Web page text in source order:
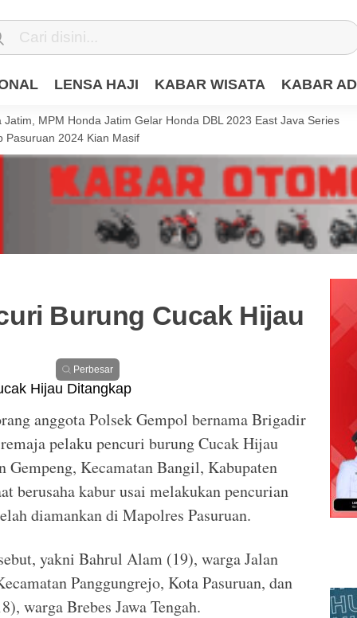
LENSA HAJI KABAR WISATA KABAR
MPM Honda Jatim Gelar Honda DBL 2023 East Java Series
Pasuruan 2024 Kian Masif
Burung Cucak Hijau
Perbesar
anggota Polsek Gempol bernama Brigadir
pelaku pencuri burung Cucak Hijau
Kecamatan Bangil, Kabupaten
berusaha kabur usai melakukan pencurian
diamankan di Mapolres Pasuruan.
yakni Bahrul Alam (19), warga Jalan
Panggungrejo, Kota Pasuruan, dan
warga Brebes Jawa Tengah.